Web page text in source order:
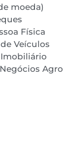
moeda)
Física
Veículos
Agro